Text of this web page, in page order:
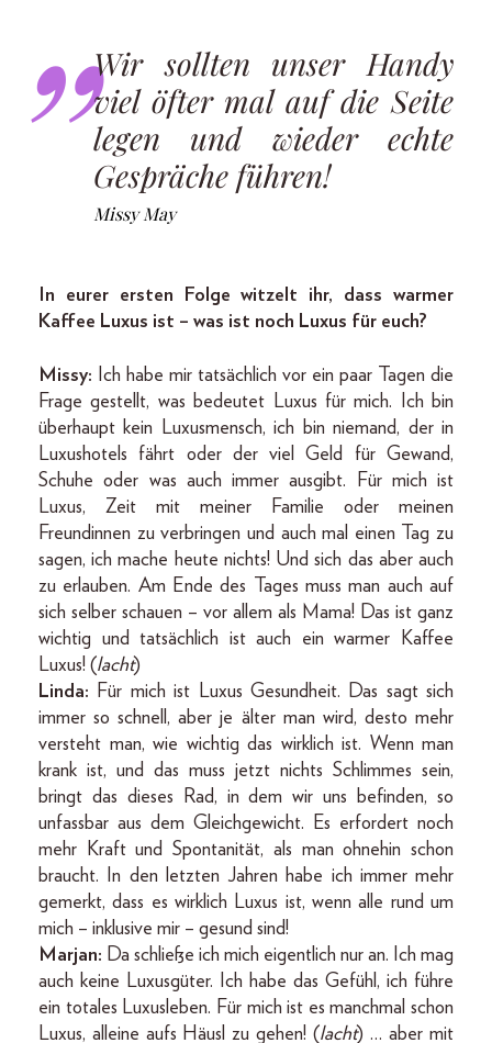
Wir sollten unser Handy
viel öfter mal auf die Seite
legen und wieder echte
Gespräche führen!
Missy May
In eurer ersten Folge witzelt ihr, dass warmer
Kaffee Luxus ist – was ist noch Luxus für euch?
Missy: Ich habe mir tatsächlich vor ein paar Tagen die
Frage gestellt, was bedeutet Luxus für mich. Ich bin
überhaupt kein Luxusmensch, ich bin niemand, der in
Luxushotels fährt oder der viel Geld für Gewand,
Schuhe oder was auch immer ausgibt. Für mich ist
Luxus, Zeit mit meiner Familie oder meinen
Freundinnen zu verbringen und auch mal einen Tag zu
sagen, ich mache heute nichts! Und sich das aber auch
zu erlauben. Am Ende des Tages muss man auch auf
sich selber schauen – vor allem als Mama! Das ist ganz
wichtig und tatsächlich ist auch ein warmer Kaffee
Luxus! (lacht)
Linda: Für mich ist Luxus Gesundheit. Das sagt sich
immer so schnell, aber je älter man wird, desto mehr
versteht man, wie wichtig das wirklich ist. Wenn man
krank ist, und das muss jetzt nichts Schlimmes sein,
bringt das dieses Rad, in dem wir uns befinden, so
unfassbar aus dem Gleichgewicht. Es erfordert noch
mehr Kraft und Spontanität, als man ohnehin schon
braucht. In den letzten Jahren habe ich immer mehr
gemerkt, dass es wirklich Luxus ist, wenn alle rund um
mich – inklusive mir – gesund sind!
Marjan: Da schließe ich mich eigentlich nur an. Ich mag
auch keine Luxusgüter. Ich habe das Gefühl, ich führe
ein totales Luxusleben. Für mich ist es manchmal schon
Luxus, alleine aufs Häusl zu gehen! (lacht) … aber mit